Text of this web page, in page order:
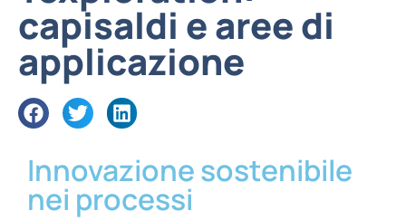
capisaldi e aree di
applicazione
Innovazione sostenibile
nei processi